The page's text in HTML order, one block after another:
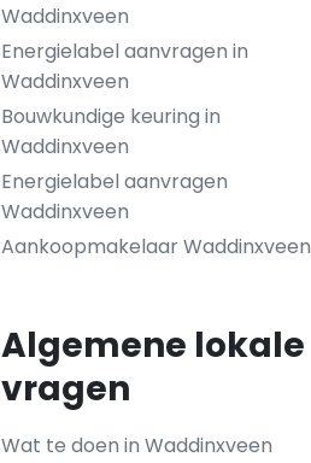
Waddinxveen
Energielabel aanvragen in
Waddinxveen
Bouwkundige keuring in
Waddinxveen
Energielabel aanvragen
Waddinxveen
Aankoopmakelaar Waddinxveen
Algemene lokale
vragen
Wat te doen in Waddinxveen